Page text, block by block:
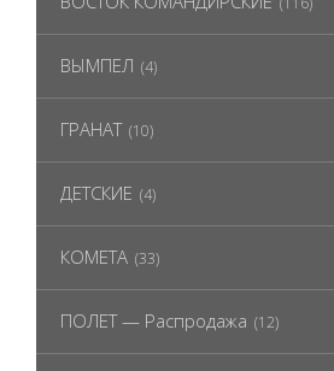
ВЫМПЕЛ (4)
ГРАНАТ (10)
ДЕТСКИЕ (4)
КОМЕТА (33)
ПОЛЕТ — Распродажа (12)